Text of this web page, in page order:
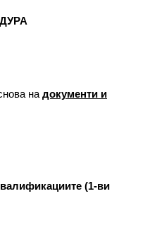
на документи и
(1-ви